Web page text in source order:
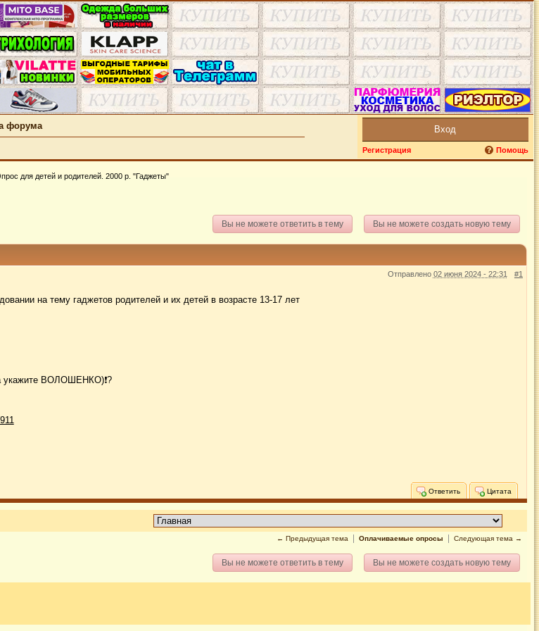
форума Вход
Регистрация Помощь
для детей и родителей. 2000 р. "Гаджеты"
Вы не можете создать новую тему
Вы не можете ответить в тему
#1
Отправлено 02 июня 2024 - 22:31
на тему гаджетов родителей и их детей в возрасте 13-17 лет
укажите ВОЛОШЕНКО)❗️?
Цитата
Ответить
← Предыдущая тема Оплачиваемые опросы Следующая тема →
Вы не можете создать новую тему
Вы не можете ответить в тему